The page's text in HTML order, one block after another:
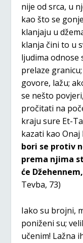
nije od srca, u
kao što se
klanjaju u
klanja čini to u
ljudima odnose
prelaze
govore, lažu;
se nešto
pročitati na
kraju sure Et-
kazati kao Onaj
bori se protiv
prema njima
će
Tevba, 73)
Iako su brojni,
poniženi su;
učenim! Lažna